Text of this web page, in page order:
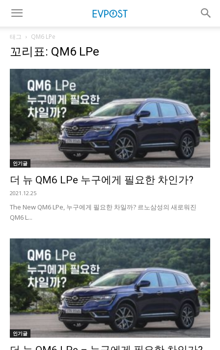
태그 QM6 LPe
꼬리표: QM6 LPe
인기글
더 뉴 QM6 LPe 누구에게 필요한 차인가?
2021.12.25
The New QM6 LPe, 누구에게 필요한 차일까? 르노삼성의 새로워진
QM6 L...
인기글